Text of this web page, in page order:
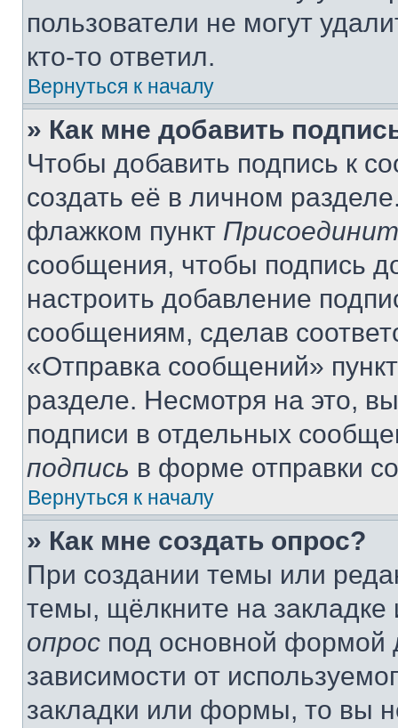
пользователи не могут
кто-то ответил.
Вернуться к началу
» Как мне добавить
Чтобы добавить подпись к
создать её в личном
флажком пункт
сообщения, чтобы подпись
настроить добавление
сообщениям, сделав
«Отправка сообщений»
разделе. Несмотря на это,
подписи в отдельных
подпись в форме отправки
Вернуться к началу
» Как мне создать опрос?
При создании темы или
темы, щёлкните на
опрос под основной формой
зависимости от
закладки или формы, то вы